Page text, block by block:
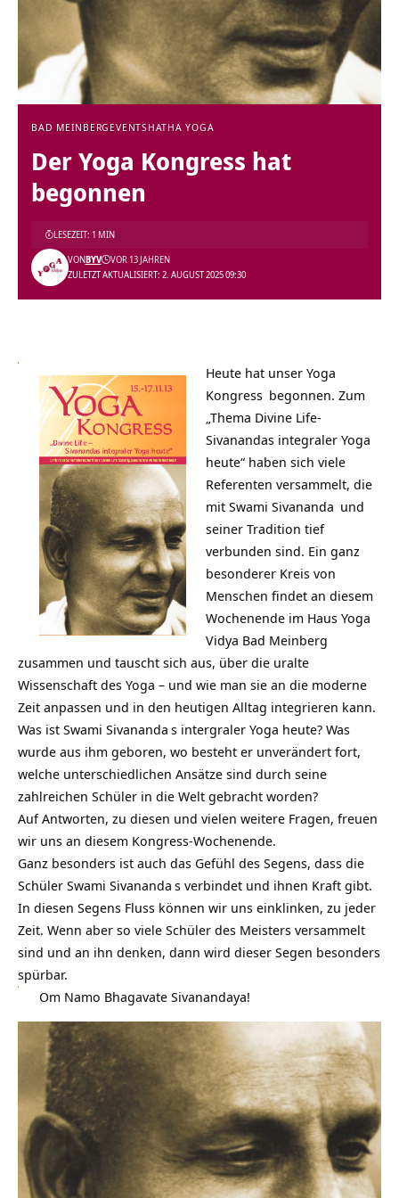
BAD MEINBERG EVENTSHATHA YOGA
Der Yoga Kongress hat
begonnen
ZULETZT AKTUALISIERT: 2. AUGUST 2025 09:30
VONBYV VOR 13 JAHREN
LESEZEIT: 1 MIN
Heute hat unser Yoga
Kongress begonnen. Zum
„Thema Divine Life-
Sivanandas integraler Yoga
heute“ haben sich viele
Referenten versammelt, die
mit Swami Sivananda und
seiner Tradition tief
verbunden sind. Ein ganz
besonderer Kreis von
Menschen findet an diesem
Wochenende im Haus Yoga
Vidya Bad Meinberg
zusammen und tauscht sich aus, über die uralte
Wissenschaft des Yoga – und wie man sie an die moderne
Zeit anpassen und in den heutigen Alltag integrieren kann.
Was ist Swami Sivananda s intergraler Yoga heute? Was
wurde aus ihm geboren, wo besteht er unverändert fort,
welche unterschiedlichen Ansätze sind durch seine
zahlreichen Schüler in die Welt gebracht worden?
Auf Antworten, zu diesen und vielen weitere Fragen, freuen
wir uns an diesem Kongress-Wochenende.
Ganz besonders ist auch das Gefühl des Segens, dass die
Schüler Swami Sivananda s verbindet und ihnen Kraft gibt.
In diesen Segens Fluss können wir uns einklinken, zu jeder
Zeit. Wenn aber so viele Schüler des Meisters versammelt
sind und an ihn denken, dann wird dieser Segen besonders
spürbar.
Om Namo Bhagavate Sivanandaya!